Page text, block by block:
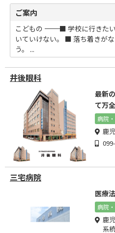
ご案内
こどもの ―――――――――――――― ■ 学校に
いていけない。 ■ 落ち着きが
う。 ...
井後眼科
最新
て万
病院
鹿
三宅病院
医療
病院
鹿
系